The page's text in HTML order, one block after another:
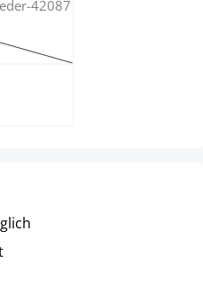
ist zurzeit nicht verfügbar.)